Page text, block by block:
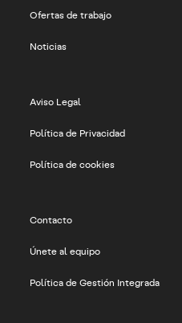
Ofertas de trabajo
Noticias
Aviso Legal
Política de Privacidad
Política de cookies
Contacto
Únete al equipo
Política de Gestión Integrada